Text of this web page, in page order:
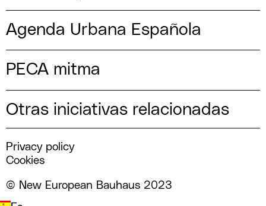
Agenda Urbana Española
PECA mitma
Otras iniciativas relacionadas
Privacy policy
Cookies
© New European Bauhaus 2023